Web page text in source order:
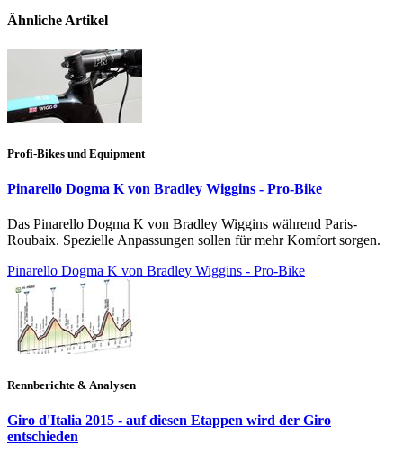
Ähnliche Artikel
Profi-Bikes und Equipment
Pinarello Dogma K von Bradley Wiggins - Pro-Bike
Das Pinarello Dogma K von Bradley Wiggins während Paris-
Roubaix. Spezielle Anpassungen sollen für mehr Komfort sorgen.
Pinarello Dogma K von Bradley Wiggins - Pro-Bike
Rennberichte & Analysen
Giro d'Italia 2015 - auf diesen Etappen wird der Giro
entschieden